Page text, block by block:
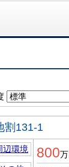
割131-1
800